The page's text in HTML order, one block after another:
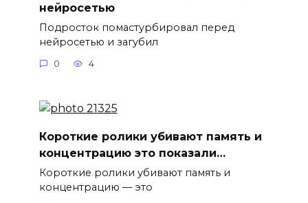
нейросетью
Подросток помастурбировал перед
нейросетью и загубил
0 4
Короткие ролики убивают память и
концентрацию это показали…
Короткие ролики убивают память и
концентрацию — это